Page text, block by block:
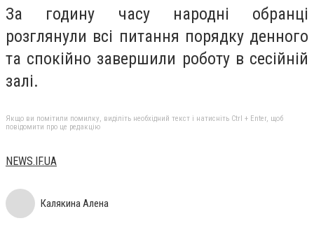
За годину часу народні обранці
розглянули всі питання порядку денного
та спокійно завершили роботу в сесійній
залі.
Якщо ви помітили помилку, виділіть необхідний текст і натисніть Ctrl + Enter, щоб
повідомити про це редакцію
NEWS.IF.UA
Калякина Алена